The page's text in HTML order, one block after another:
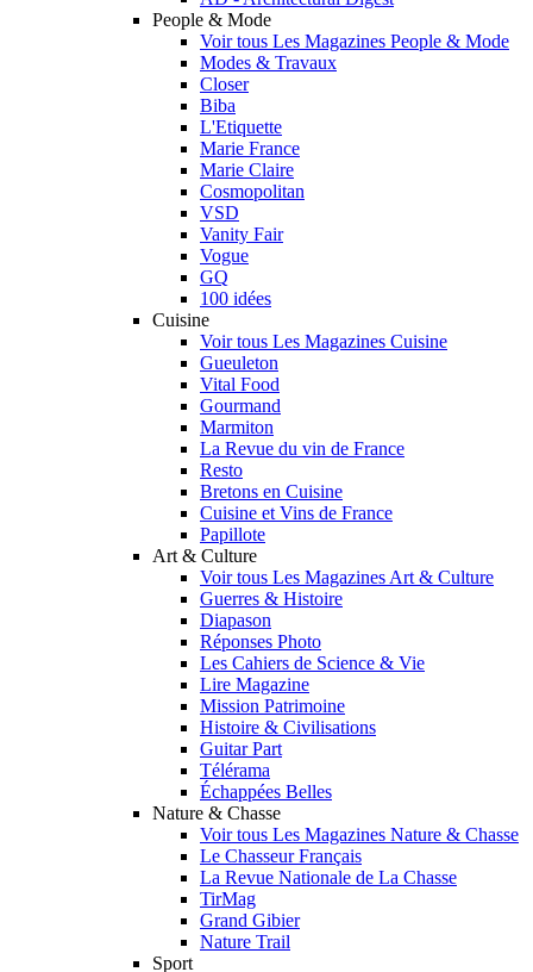
People & Mode
Voir tous Les Magazines People & Mode
Modes & Travaux
Closer
Biba
L'Etiquette
Marie France
Marie Claire
Cosmopolitan
VSD
Vanity Fair
Vogue
GQ
100 idées
Cuisine
Voir tous Les Magazines Cuisine
Gueuleton
Vital Food
Gourmand
Marmiton
La Revue du vin de France
Resto
Bretons en Cuisine
Cuisine et Vins de France
Papillote
Art & Culture
Voir tous Les Magazines Art & Culture
Guerres & Histoire
Diapason
Réponses Photo
Les Cahiers de Science & Vie
Lire Magazine
Mission Patrimoine
Histoire & Civilisations
Guitar Part
Télérama
Échappées Belles
Nature & Chasse
Voir tous Les Magazines Nature & Chasse
Le Chasseur Français
La Revue Nationale de La Chasse
TirMag
Grand Gibier
Nature Trail
Sport